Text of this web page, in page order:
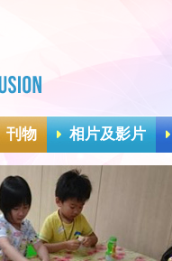
刊物 相片及影片